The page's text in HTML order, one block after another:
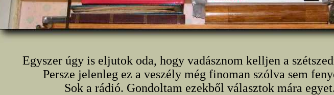
Egyszer úgy is eljutok oda, hogy vadásznom kelljen a
Persze jelenleg ez a veszély még finoman szólva sem
Sok a rádió. Gondoltam ezekből választok mára